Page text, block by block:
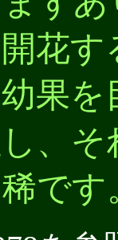
花
果
、
です